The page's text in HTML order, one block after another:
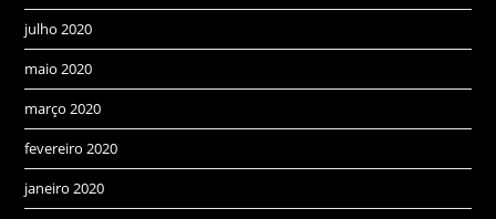
julho 2020
maio 2020
março 2020
fevereiro 2020
janeiro 2020